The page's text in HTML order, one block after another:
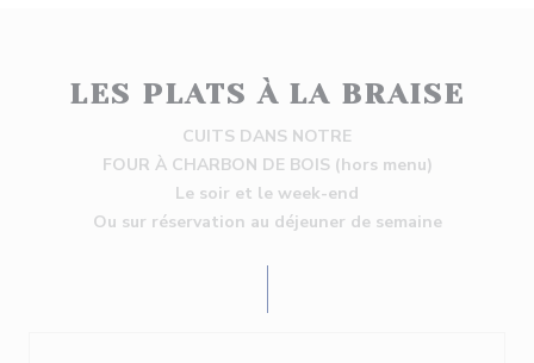
LES PLATS À LA BRAISE
CUITS DANS NOTRE
FOUR À CHARBON DE BOIS (hors menu)
Le soir et le week-end
Ou sur réservation au déjeuner de semaine